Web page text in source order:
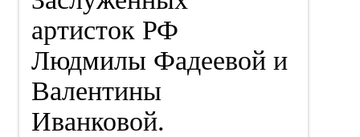
артисток РФ
Людмилы Фадеевой и
Валентины
Иванковой.